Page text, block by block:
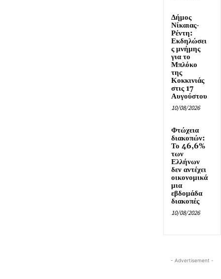
Δήμος
Νίκαιας-
Ρέντη:
Εκδηλώσει
ς μνήμης
για το
Μπλόκο
της
Κοκκινιάς
στις 17
Αυγούστου
10/08/2026
Φτώχεια
διακοπών:
Το 46,6%
των
Ελλήνων
δεν αντέχει
οικονομικά
μια
εβδομάδα
διακοπές
10/08/2026
- Advertisement -